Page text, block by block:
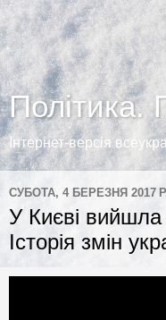
Політика.
Інтернет-версія
СУБОТА, 4 БЕРЕЗНЯ 2017
У Києві
Історія змін